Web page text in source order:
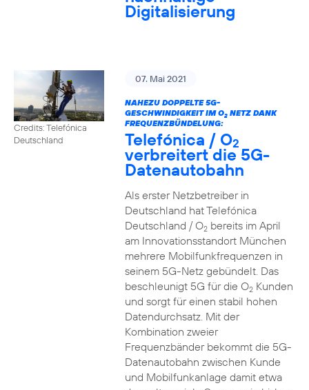
Digitalisierung
Credits: Telefónica
Deutschland
07. Mai 2021
NAHEZU DOPPELTE 5G-
GESCHWINDIGKEIT IM O2NETZ DANK
FREQUENZBÜNDELUNG:
Telefónica / O2
verbreitert die 5G-
Datenautobahn
Als erster Netzbetreiber in
Deutschland hat Telefónica
Deutschland / O2bereits im April
am Innovationsstandort München
mehrere Mobilfunkfrequenzen in
seinem 5G-Netz gebündelt. Das
beschleunigt 5G für die O2Kunden
und sorgt für einen stabil hohen
Datendurchsatz. Mit der
Kombination zweier
Frequenzbänder bekommt die 5G-
Datenautobahn zwischen Kunde
und Mobilfunkanlage damit etwa